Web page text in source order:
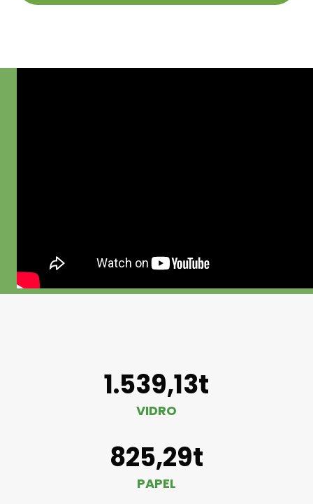
1.539,13t
VIDRO
825,29t
PAPEL